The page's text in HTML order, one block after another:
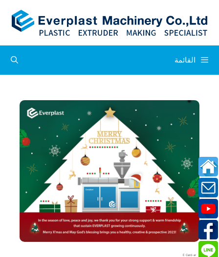
القائمة
E Card-ar